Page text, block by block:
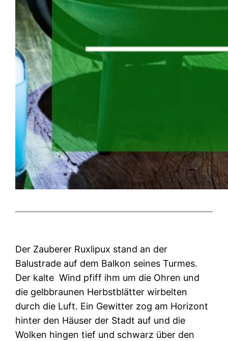
Der Zauberer Ruxlipux stand an der
Balustrade auf dem Balkon seines Turmes.
Der kalte Wind pfiff ihm um die Ohren und
die gelbbraunen Herbstblätter wirbelten
durch die Luft. Ein Gewitter zog am Horizont
hinter den Häuser der Stadt auf und die
Wolken hingen tief und schwarz über den